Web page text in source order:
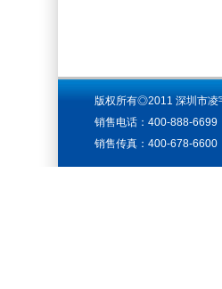
版权所有◎2011 深圳市凌
销售电话：400-888-
销售传真：400-678-